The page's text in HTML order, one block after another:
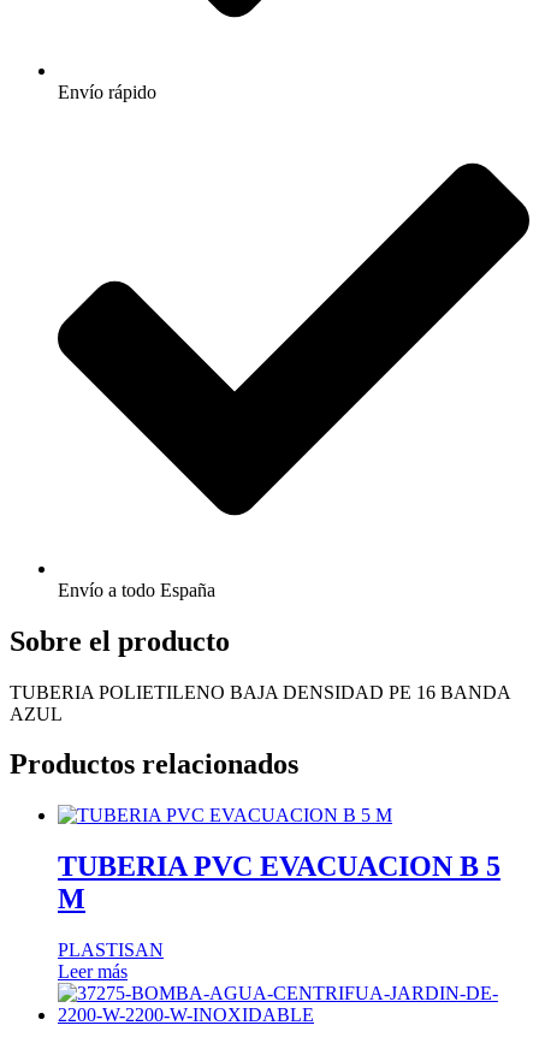
Envío rápido
Envío a todo España
Sobre el producto
TUBERIA POLIETILENO BAJA DENSIDAD PE 16 BANDA
AZUL
Productos relacionados
TUBERIA PVC EVACUACION B 5
M
PLASTISAN
Leer más